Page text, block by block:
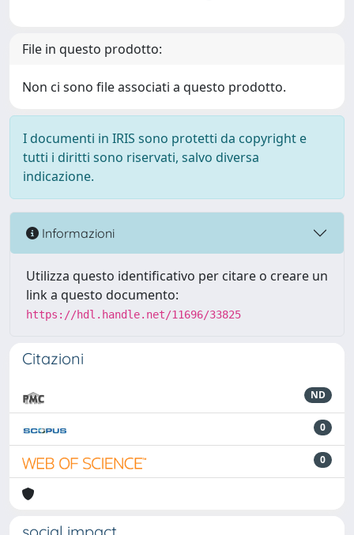
File in questo prodotto:
Non ci sono file associati a questo prodotto.
I documenti in IRIS sono protetti da copyright e
tutti i diritti sono riservati, salvo diversa
indicazione.
Informazioni
Utilizza questo identificativo per citare o creare un
link a questo documento:
https://hdl.handle.net/11696/33825
Citazioni
ND
0
0